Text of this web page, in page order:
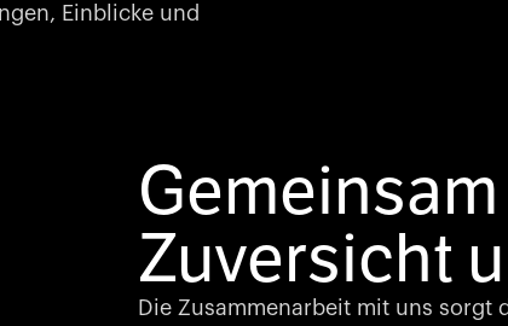
Einblicke und
Zuversicht
Die Zusammenarbeit mit uns sorgt